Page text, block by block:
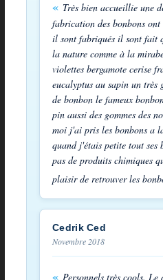
Très bien accueillie une
fabrication des bonbons
il sont fabriqués il sont fait
la nature comme à la
violettes bergamote cerise
eucalyptus au sapin un très
de bonbon le fameux
pin aussi des gommes des
moi j'ai pris les bonbons a
quand j'étais petite tout ses
pas de produits chimiques
plaisir de retrouver les
Cedrik Ced
Novembre 2018
Personnels très cools.